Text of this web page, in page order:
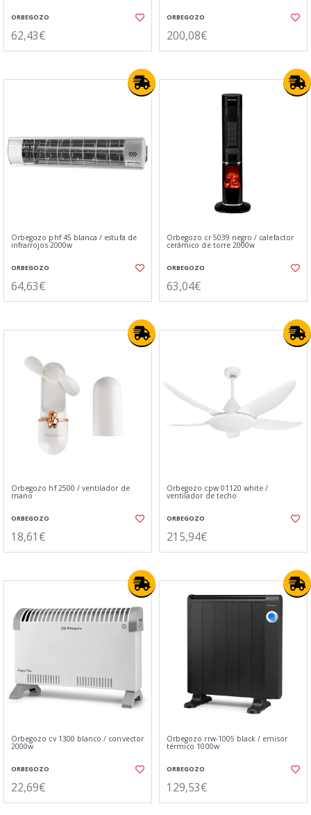
ORBEGOZO
62,43€
ORBEGOZO
200,08€
Orbegozo phf 45 blanca / estufa de
infrarrojos 2000w
ORBEGOZO
64,63€
Orbegozo cr 5039 negro / calefactor
cerámico de torre 2000w
ORBEGOZO
63,04€
Orbegozo hf 2500 / ventilador de
mano
ORBEGOZO
18,61€
Orbegozo cpw 01120 white /
ventilador de techo
ORBEGOZO
215,94€
Orbegozo cv 1300 blanco / convector
2000w
ORBEGOZO
22,69€
Orbegozo rrw-1005 black / emisor
térmico 1000w
ORBEGOZO
129,53€